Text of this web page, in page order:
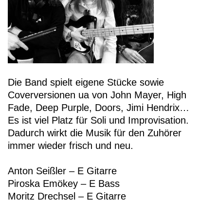
Die Band spielt eigene Stücke sowie
Coverversionen ua von John Mayer, High
Fade, Deep Purple, Doors, Jimi Hendrix…
Es ist viel Platz für Soli und Improvisation.
Dadurch wirkt die Musik für den Zuhörer
immer wieder frisch und neu.
Anton Seißler – E Gitarre
Piroska Emökey – E Bass
Moritz Drechsel – E Gitarre